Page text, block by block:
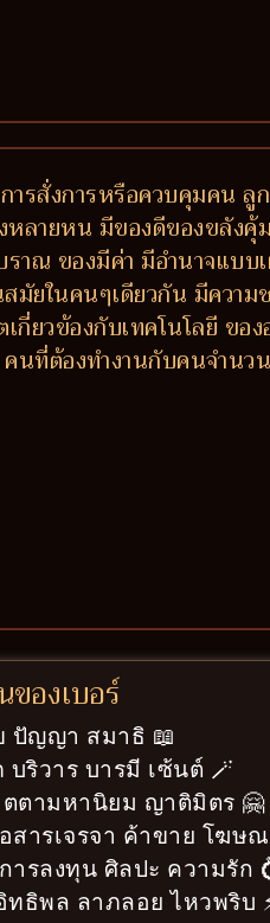
รสั่งการหรือควบคุมคน ลูก
ลายหน มีของดีของขลังคุ้
ณ ของมีค่า มีอำนาจแบบเ
ยในคนๆเดียวกัน มีความ
กี่ยวข้องกับเทคโนโลยี ขอ
นที่ต้องทำงานกับคนจำน
ของเบอร์
ปัญญา สมาธิ 📖
บริวาร บารมี เซ้นต์ 🪄
ตตามหานิยม ญาติมิตร 🤗
สารเจรจา ค้าขาย โฆษ
ารลงทุน ศิลปะ ความรัก
ทธิพล ลาภลอย ไหวพริบ